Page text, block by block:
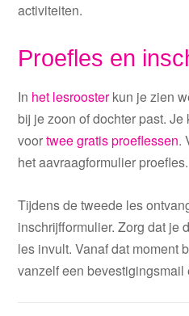
activiteiten.
Proefles en
In het lesroosterkun je zien
bij je zoon of dochter past.
voortwee gratis proeflessen.
het aavraagformulier proefles.
Tijdens de tweede les
inschrijfformulier. Zorg dat je
les invult. Vanaf dat moment
vanzelf een bevestigingsmail